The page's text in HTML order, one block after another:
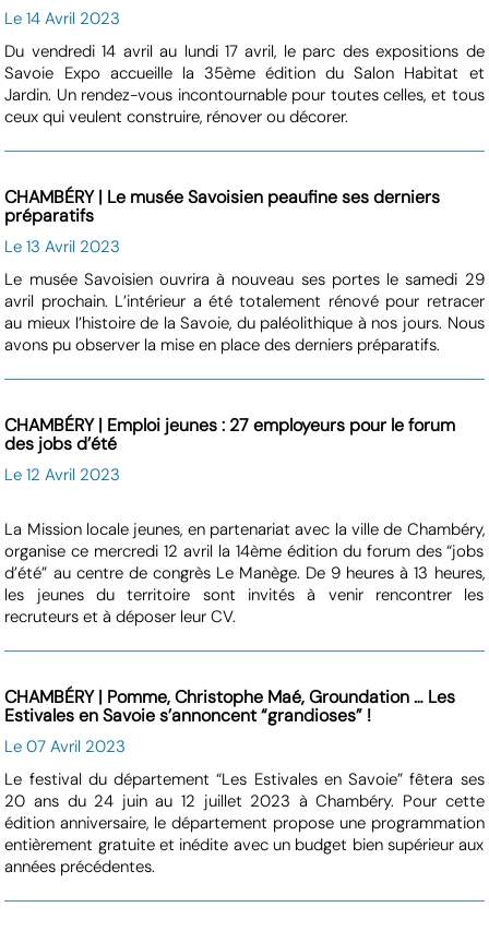
Le 14 Avril 2023
Du vendredi 14 avril au lundi 17 avril, le parc des expositions de
Savoie Expo accueille la 35ème édition du Salon Habitat et
Jardin. Un rendez-vous incontournable pour toutes celles, et tous
ceux qui veulent construire, rénover ou décorer.
CHAMBÉRY | Le musée Savoisien peaufine ses derniers
préparatifs
Le 13 Avril 2023
Le musée Savoisien ouvrira à nouveau ses portes le samedi 29
avril prochain. L’intérieur a été totalement rénové pour retracer
au mieux l’histoire de la Savoie, du paléolithique à nos jours. Nous
avons pu observer la mise en place des derniers préparatifs.
CHAMBÉRY | Emploi jeunes : 27 employeurs pour le forum
des jobs d’été
Le 12 Avril 2023
La Mission locale jeunes, en partenariat avec la ville de Chambéry,
organise ce mercredi 12 avril la 14ème édition du forum des “jobs
d’été” au centre de congrès Le Manège. De 9 heures à 13 heures,
les jeunes du territoire sont invités à venir rencontrer les
recruteurs et à déposer leur CV.
CHAMBÉRY | Pomme, Christophe Maé, Groundation … Les
Estivales en Savoie s’annoncent “grandioses” !
Le 07 Avril 2023
Le festival du département “Les Estivales en Savoie” fêtera ses
20 ans du 24 juin au 12 juillet 2023 à Chambéry. Pour cette
édition anniversaire, le département propose une programmation
entièrement gratuite et inédite avec un budget bien supérieur aux
années précédentes.